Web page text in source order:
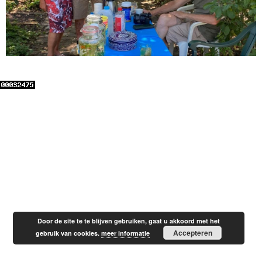
Door de site te te blijven gebruiken, gaat u akkoord met het
gebruik van cookies.meer informatie Accepteren